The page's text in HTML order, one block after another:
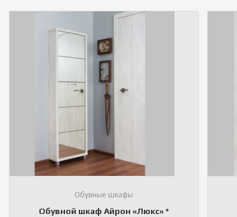
Обувные шкафы
Обувной шкаф Айрон «Люкс» *